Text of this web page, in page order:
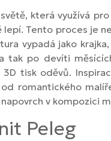
která využívá
Tento proces je
vypadá jako
po devíti
tisk oděvů.
od romantického
v kompozici
Peleg